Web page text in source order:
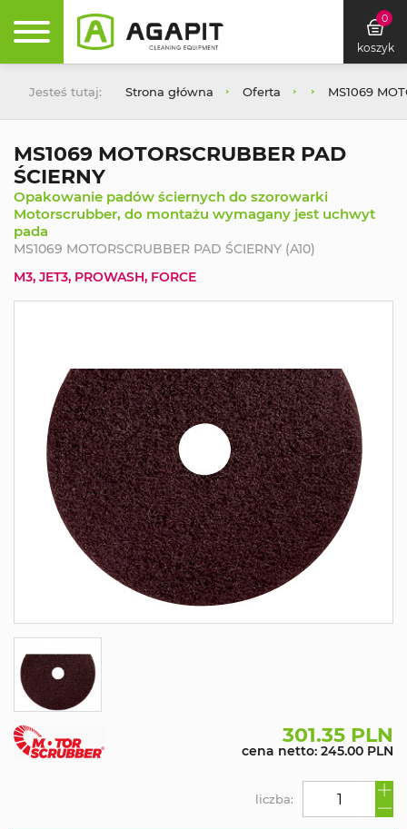
0
koszyk
Jesteś tutaj: Strona główna Oferta MS1069
MS1069 MOTORSCRUBBER PAD
ŚCIERNY
Opakowanie padów ściernych do szorowarki
Motorscrubber, do montażu wymagany jest uchwyt
pada
MS1069 MOTORSCRUBBER PAD ŚCIERNY (A10)
M3, JET3, PROWASH, FORCE
301.35 PLN
cena netto: 245.00 PLN
liczba: